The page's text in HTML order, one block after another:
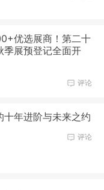
优选展商！第二十
季展预登记全面开
评论
十年进阶与未来之约
评论